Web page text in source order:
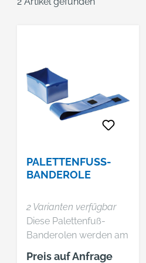
PALETTENFUSS-B
ANDEROLE
2 Varianten verfügbar
Diese Palettenfuß-
Banderolen werden am
äußeren Palettenfuß
Preis auf Anfrage